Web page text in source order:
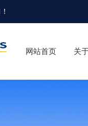
！
网站首页 关